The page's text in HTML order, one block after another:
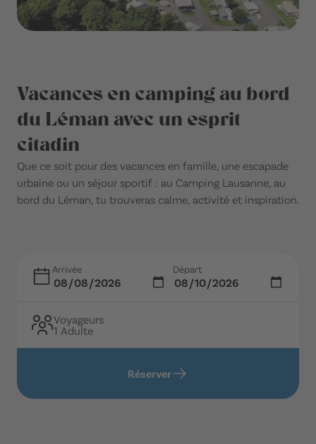
Vacances en camping au bord
du Léman avec un esprit
citadin
Que ce soit pour des vacances en famille, une escapade
urbaine ou un séjour sportif : au Camping Lausanne, au
bord du Léman, tu trouveras calme, activité et inspiration.
Arrivée Départ
Voyageurs
1 Adulte
Réserver